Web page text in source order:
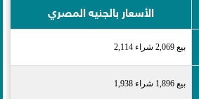
الأسعار بالجنيه المصري
بيع 2,069 شراء 2,114
بيع 1,896 شراء 1,938